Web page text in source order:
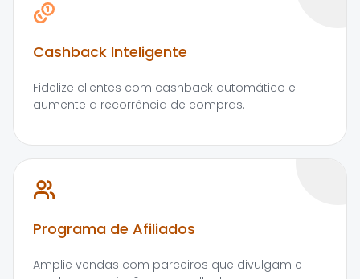
Cashback Inteligente
Fidelize clientes com cashback automático e
aumente a recorrência de compras.
Programa de Afiliados
Amplie vendas com parceiros que divulgam e